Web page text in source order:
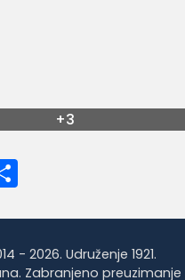
+3
- 2026. Udruženje 1921.
Zabranjeno